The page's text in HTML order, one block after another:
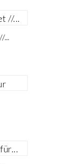
...